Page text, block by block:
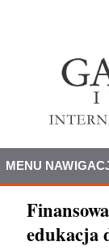
MENU
edukacja